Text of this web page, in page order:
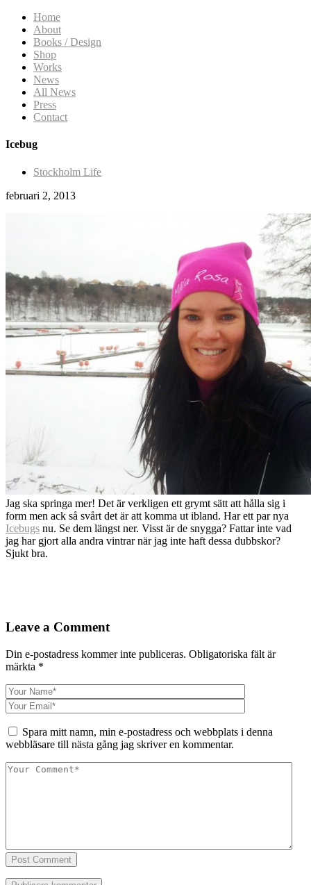
Home
About
Books / Design
Shop
Works
News
All News
Press
Contact
Icebug
Stockholm Life
februari 2, 2013
Jag ska springa mer! Det är verkligen ett grymt sätt att hålla sig i
form men ack så svårt det är att komma ut ibland. Har ett par nya
Icebugs nu. Se dem längst ner. Visst är de snygga? Fattar inte vad
jag har gjort alla andra vintrar när jag inte haft dessa dubbskor?
Sjukt bra.
Leave a Comment
Din e-postadress kommer inte publiceras. Obligatoriska fält är
märkta *
Spara mitt namn, min e-postadress och webbplats i denna
webbläsare till nästa gång jag skriver en kommentar.
Post Comment